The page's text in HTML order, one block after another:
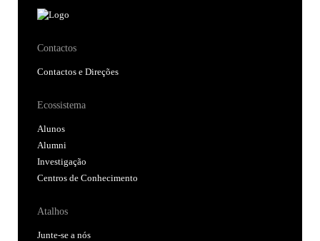
Contactos
Contactos e Direções
Ecossistema
Alunos
Alumni
Investigação
Centros de Conhecimento
Atalhos
Junte-se a nós